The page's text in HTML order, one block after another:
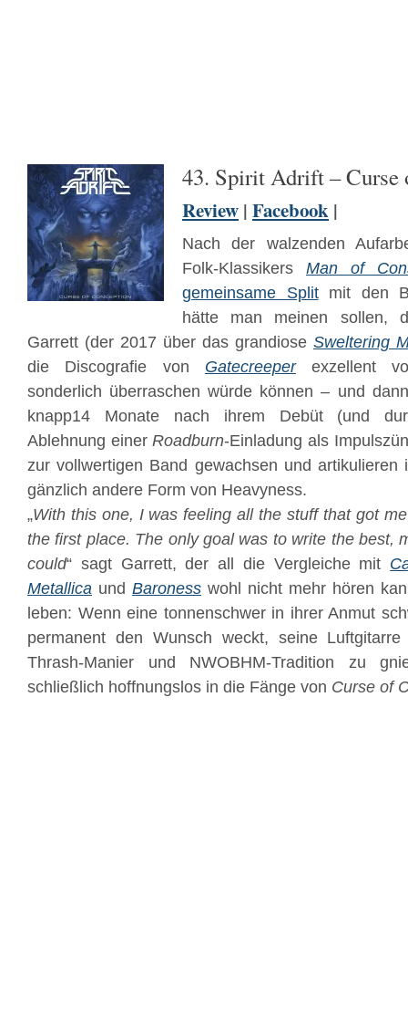
43. Spirit Adrift – Curse
Review | Facebook |
Nach der walzenden
Folk-Klassikers Man of
gemeinsame Splitmit den
hätte man meinen sollen,
Garrett (der 2017 über das grandiose Sweltering
die Discografie von Gatecreeperexzellent
sonderlich überraschen würde können – und
knapp14 Monate nach ihrem Debüt (und
Ablehnung einerRoadburn-Einladung als
zur vollwertigen Band gewachsen und artikulieren
gänzlich andere Form von Heavyness.
„With this one, I was feeling all the stuff that got
the first place. The only goal was to write the best,
could“ sagt Garrett, der all die Vergleiche mit
Metallica und Baroness wohl nicht mehr hören
leben: Wenn eine tonnenschwer in ihrer Anmut
permanent den Wunsch weckt, seine
Thrash-Manier und NWOBHM-Tradition zu
schließlich hoffnungslos in die Fänge von Curse of